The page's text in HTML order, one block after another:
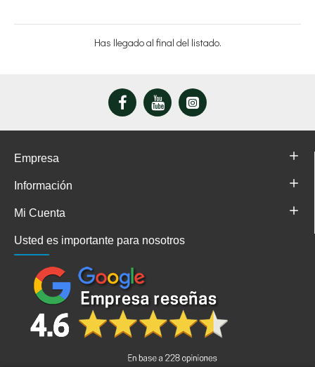
Has llegado al final del listado.
Empresa
Información
Mi Cuenta
Usted es importante para nosotros